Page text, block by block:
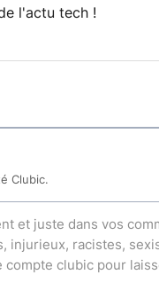
l'actu tech !
Clubic.